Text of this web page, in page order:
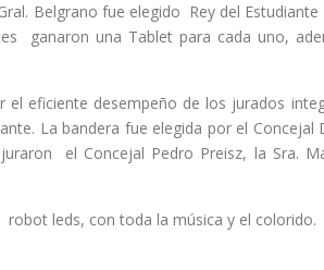
Belgrano fue elegido Rey del
ganaron una Tablet para cada uno,
eficiente desempeño de los jurados
La bandera fue elegida por el
el Concejal Pedro Preisz, la Sra.
leds, con toda la música y el colorido.